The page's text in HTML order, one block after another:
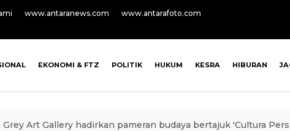
www.antaranews.com
www.antarafoto.com
EKONOMI & FTZ POLITIK HUKUM KESRA HIBURAN
Art Gallery hadirkan pameran budaya bertajuk 'Cultura